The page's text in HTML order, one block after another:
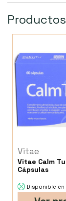
Vitae
Vitae Calm
Cápsulas
Disponible en